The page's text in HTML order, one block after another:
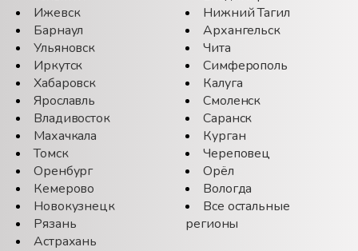
Ижевск
Барнаул
Ульяновск
Иркутск
Хабаровск
Ярославль
Владивосток
Махачкала
Томск
Оренбург
Кемерово
Новокузнецк
Рязань
Астрахань
Нижний Тагил
Архангельск
Чита
Симферополь
Калуга
Смоленск
Саранск
Курган
Череповец
Орёл
Вологда
Все остальные
регионы